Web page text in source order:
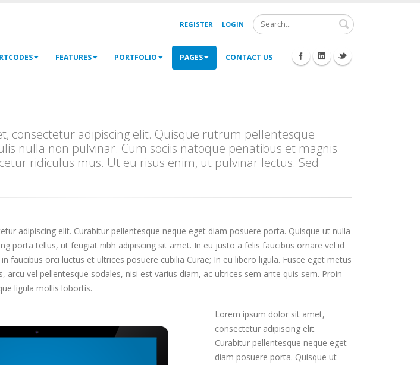
REGISTER LOGIN Search
FEATURES PORTFOLIO PAGES CONTACT US
consectetur adipiscing elit. Quisque rutrum pellentesque
nulla non pulvinar. Cum sociis natoque penatibus et magnis
ridiculus mus. Ut eu risus enim, ut pulvinar lectus. Sed
adipiscing elit. Curabitur pellentesque neque eget diam posuere porta. Quisque ut nulla
porta tellus, ut feugiat nibh adipiscing sit amet. In eu justo a felis faucibus ornare vel id
faucibus orci luctus et ultrices posuere cubilia Curae; In eu libero ligula. Fusce eget metus
arcu vel pellentesque sodales, nisi est varius diam, ac ultrices sem ante quis sem. Proin
ligula mollis lobortis.
Lorem ipsum dolor sit amet,
consectetur adipiscing elit.
Curabitur pellentesque neque eget
diam posuere porta. Quisque ut